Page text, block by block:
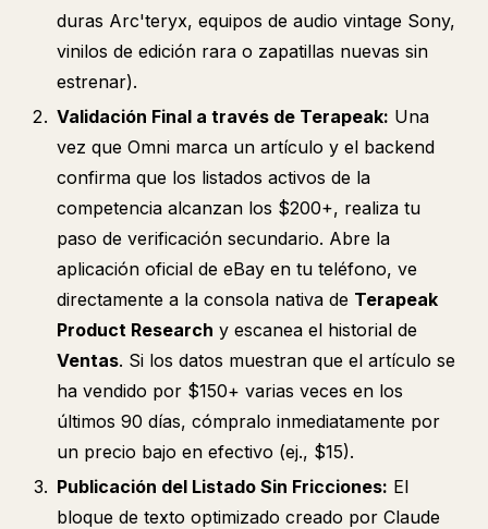
duras Arc'teryx, equipos de audio vintage Sony,
vinilos de edición rara o zapatillas nuevas sin
estrenar).
Validación Final a través de Terapeak: Una
vez que Omni marca un artículo y el backend
confirma que los listados activos de la
competencia alcanzan los $200+, realiza tu
paso de verificación secundario. Abre la
aplicación oficial de eBay en tu teléfono, ve
directamente a la consola nativa de Terapeak
Product Research y escanea el historial de
Ventas. Si los datos muestran que el artículo se
ha vendido por $150+ varias veces en los
últimos 90 días, cómpralo inmediatamente por
un precio bajo en efectivo (ej., $15).
Publicación del Listado Sin Fricciones: El
bloque de texto optimizado creado por Claude